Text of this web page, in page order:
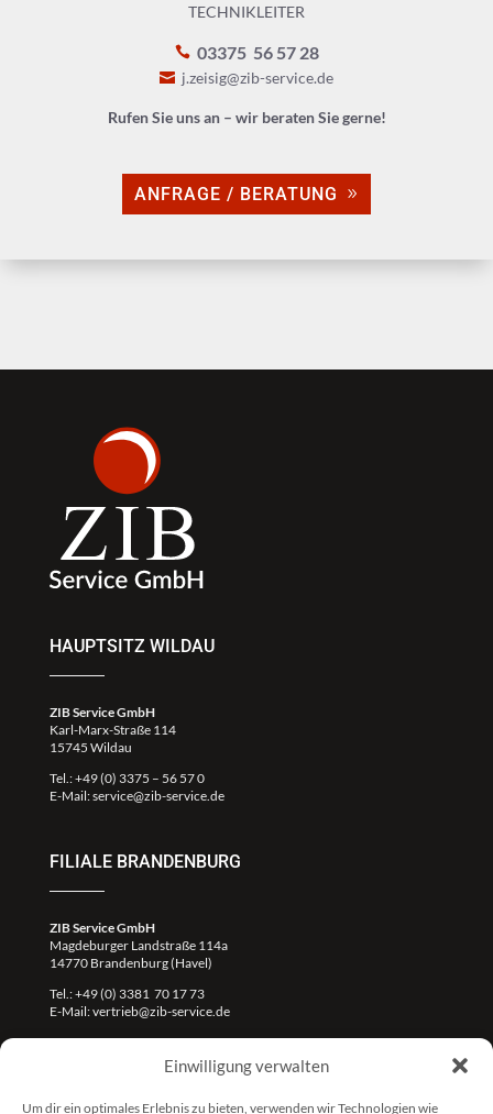
Einwilligung verwalten
Um dir ein optimales Erlebnis zu bieten, verwenden wir Technologien wie
TECHNIKLEITER
03375 56 57 28
j.zeisig@zib-service.de
Rufen Sie uns an – wir beraten Sie gerne!
ANFRAGE / BERATUNG
HAUPTSITZ WILDAU
ZIB Service GmbH
Karl-Marx-Straße 114
15745 Wildau
Tel.:+49 (0) 3375 – 56 57 0
E-Mail:service@zib-service.de
FILIALE BRANDENBURG
ZIB Service GmbH
Magdeburger Landstraße 114a
14770 Brandenburg (Havel)
Tel.:+49 (0) 3381 70 17 73
E-Mail:vertrieb@zib-service.de